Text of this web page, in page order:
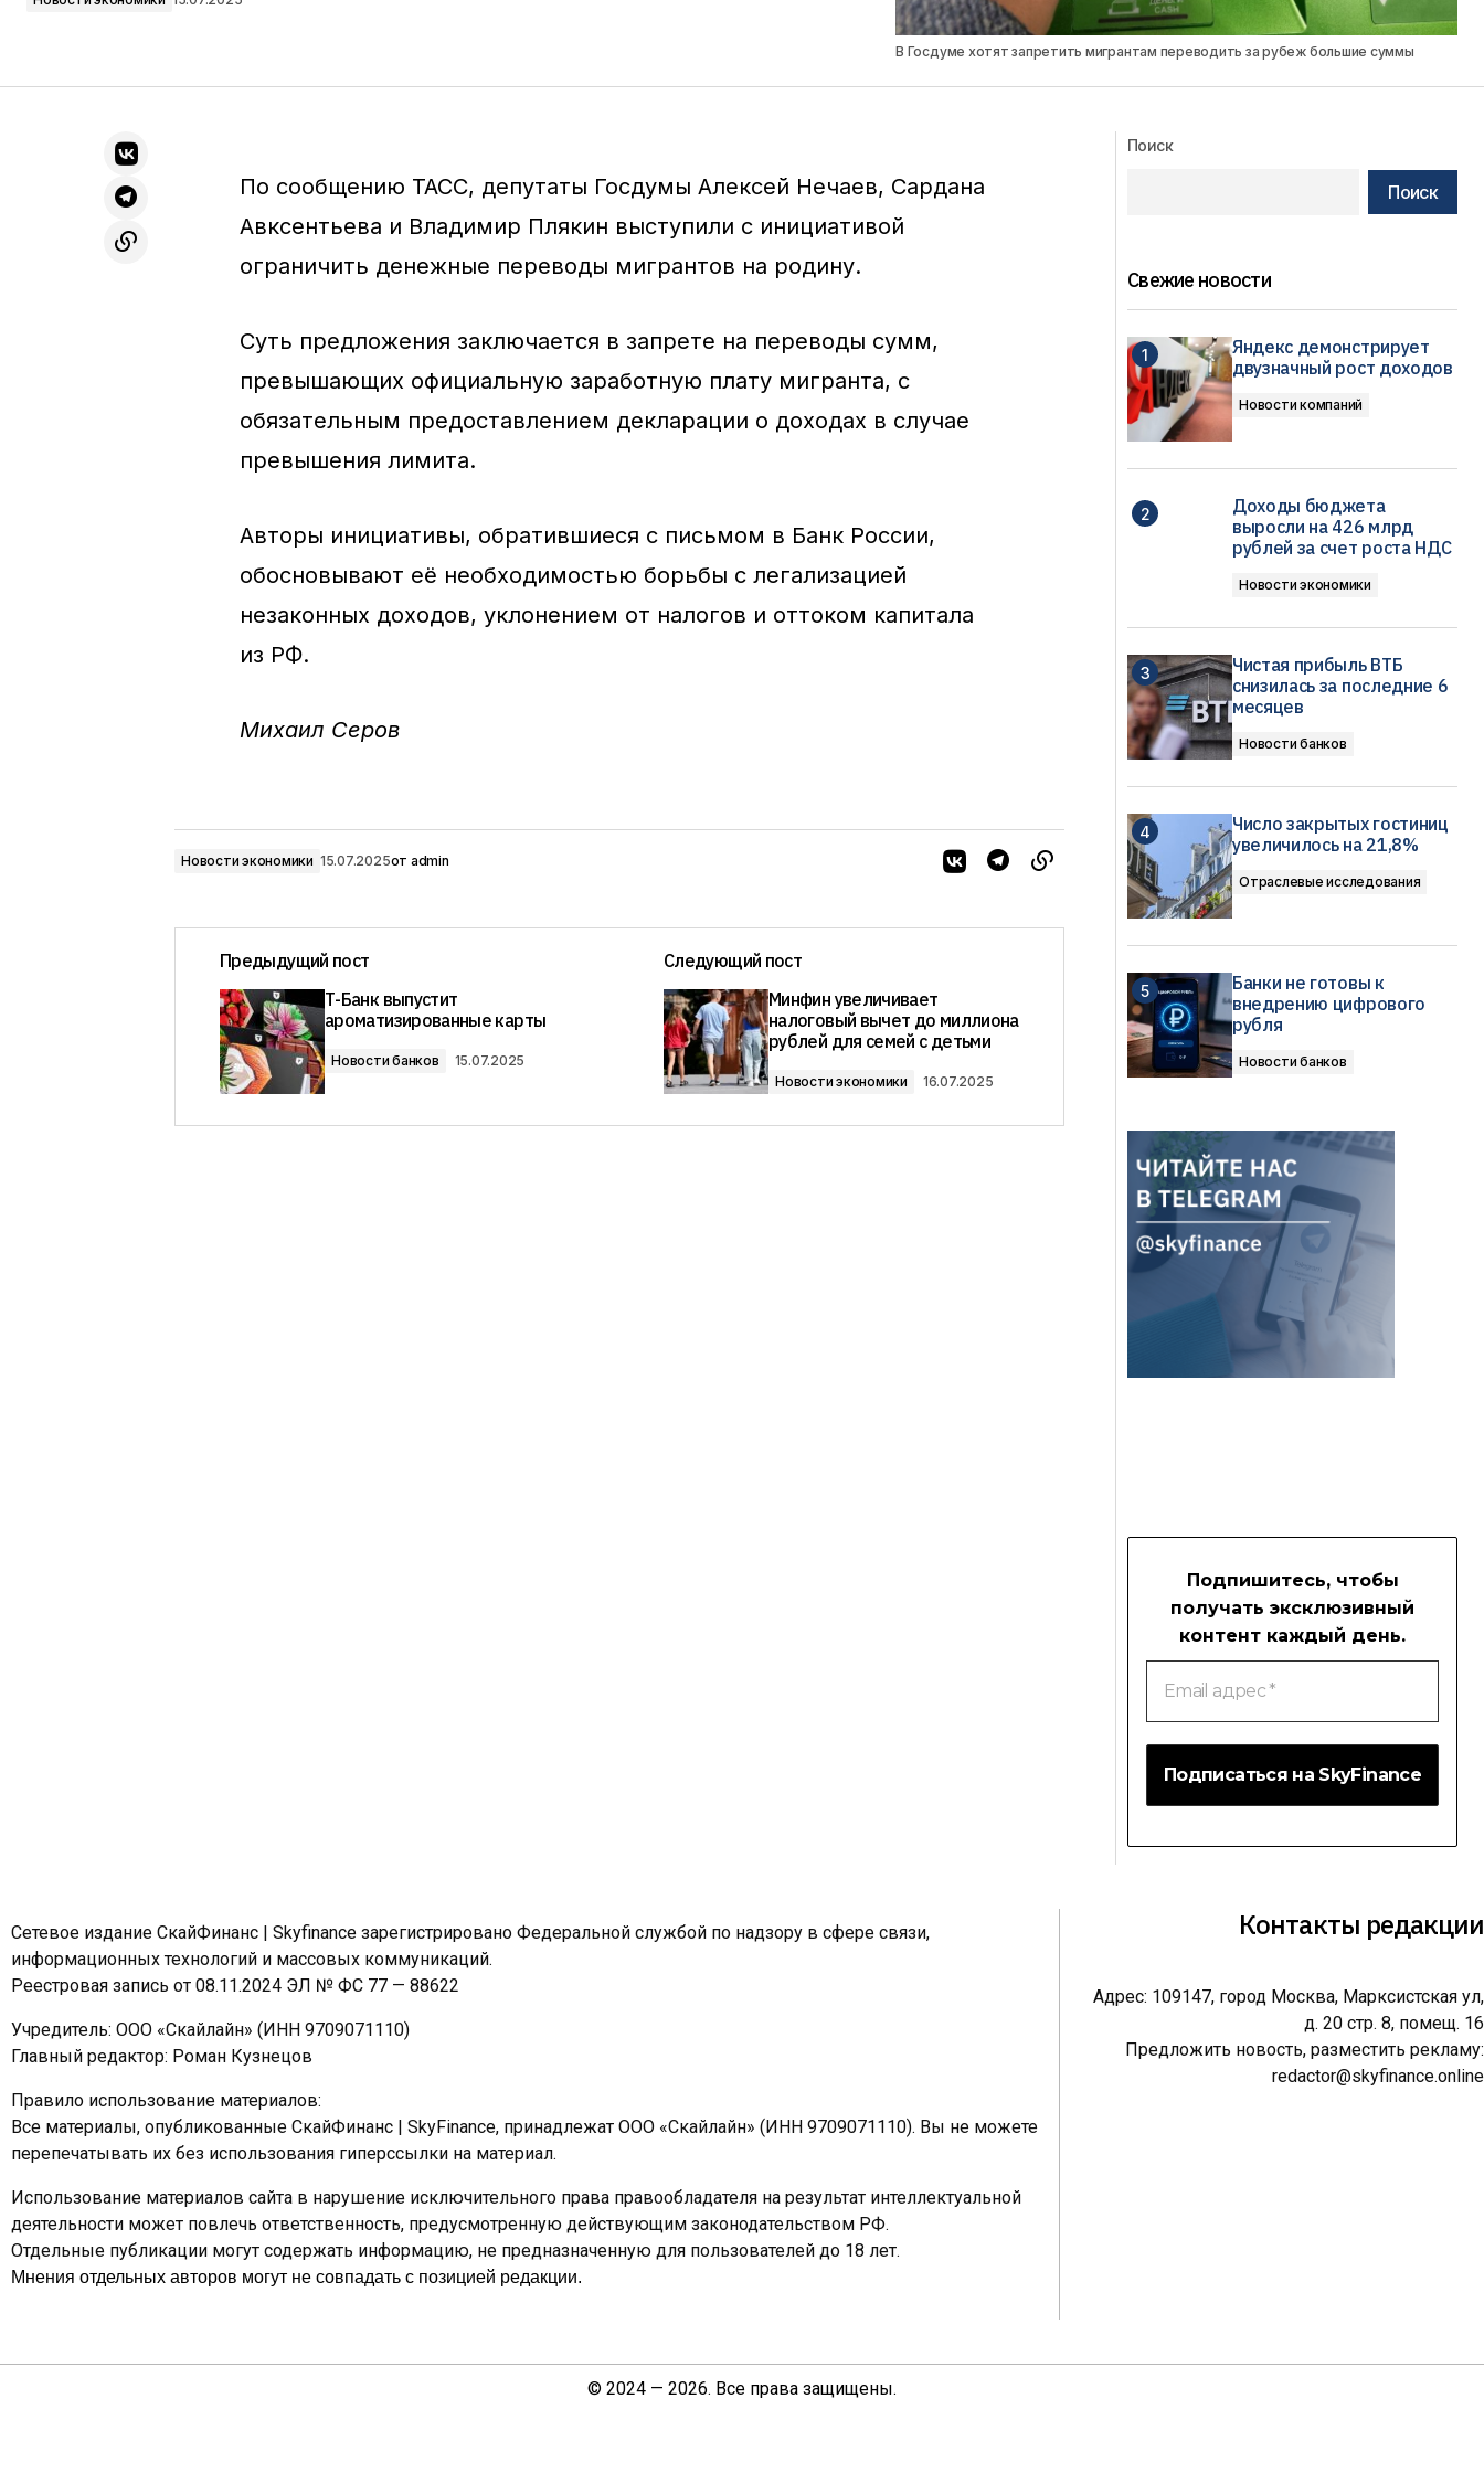
В Госдуме хотят запретить мигрантам переводить за рубеж большие суммы
По сообщению ТАСС, депутаты Госдумы Алексей Нечаев, Сардана
Авксентьева и Владимир Плякин выступили с инициативой
ограничить денежные переводы мигрантов на родину.
Суть предложения заключается в запрете на переводы сумм,
превышающих официальную заработную плату мигранта, с
обязательным предоставлением декларации о доходах в случае
превышения лимита.
Авторы инициативы, обратившиеся с письмом в Банк России,
обосновывают её необходимостью борьбы с легализацией
незаконных доходов, уклонением от налогов и оттоком капитала
из РФ.
Михаил Серов
Новости экономики 15.07.2025от admin
Предыдущий пост
Т-Банк выпустит
ароматизированные карты
Новости банков 15.07.2025
Следующий пост
Минфин увеличивает
налоговый вычет до миллиона
рублей для семей с детьми
Новости экономики 16.07.2025
Поиск
Поиск
Свежие новости
Яндекс демонстрирует
двузначный рост доходов
Новости компаний
Доходы бюджета
выросли на 426 млрд
рублей за счет роста НДС
Новости экономики
Чистая прибыль ВТБ
снизилась за последние 6
месяцев
Новости банков
Число закрытых гостиниц
увеличилось на 21,8%
Отраслевые исследования
Банки не готовы к
внедрению цифрового
рубля
Новости банков
Подпишитесь, чтобы
получать эксклюзивный
контент каждый день.
адрес
Сетевое издание СкайФинанс | Skyfinance зарегистрировано Федеральной службой по надзору в сфере связи,
информационных технологий и массовых коммуникаций.
Реестровая запись от 08.11.2024 ЭЛ № ФС 77 — 88622
Учредитель: ООО «Скайлайн» (ИНН 9709071110)
Главный редактор: Роман Кузнецов
Правило использование материалов:
Все материалы, опубликованные СкайФинанс | SkyFinance, принадлежат ООО «Скайлайн» (ИНН 9709071110). Вы не можете
перепечатывать их без использования гиперссылки на материал.
Использование материалов сайта в нарушение исключительного права правообладателя на результат интеллектуальной
деятельности может повлечь ответственность, предусмотренную действующим законодательством РФ.
Отдельные публикации могут содержать информацию, не предназначенную для пользователей до 18 лет.
Мнения отдельных авторов могут не совпадать с позицией редакции.
Контакты редакции
Адрес: 109147, город Москва, Марксистская ул,
д. 20 стр. 8, помещ. 16
Предложить новость, разместить рекламу:
redactor@skyfinance.online
© 2024 — 2026. Все права защищены.